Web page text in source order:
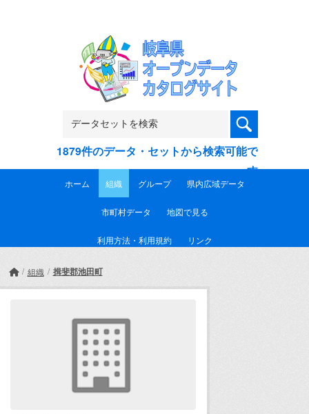
1879件のデータ・セットから検索可能で
す
ホーム 組織 グループ 県内広域データ
市町村データ 地図で見る
利用方法・利用規約 リンク
組織 揖斐郡池田町